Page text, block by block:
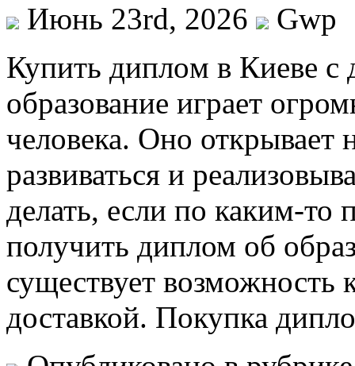
Июнь 23rd, 2026
Gwp
Купить диплoм в Киeвe с
образование играет
человека. Оно открывает
развиваться и
делать, если по каким-
получить диплом об
существует возможность
доставкой. Покупка